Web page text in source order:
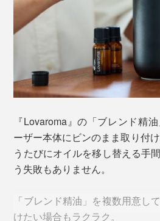
『Lovaroma』の「ブレンド精
ーザー本体にビンのまま取り付
うたびにオイルを移し替える手
う失敗もありません。
「ブレンド精油」を複数用意し
けたい場合もラクラク。